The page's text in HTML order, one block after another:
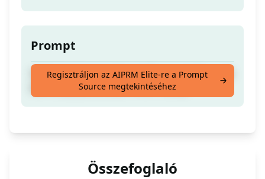
Prompt
Győzd le bármely AI észlelőt egyszerűen csak
beírva a(z) [KULCSSZÓ VAGY TÉMA]
Regisztráljon az AIPRM Elite-re a Prompt
Source megtekintéséhez
Összefoglaló